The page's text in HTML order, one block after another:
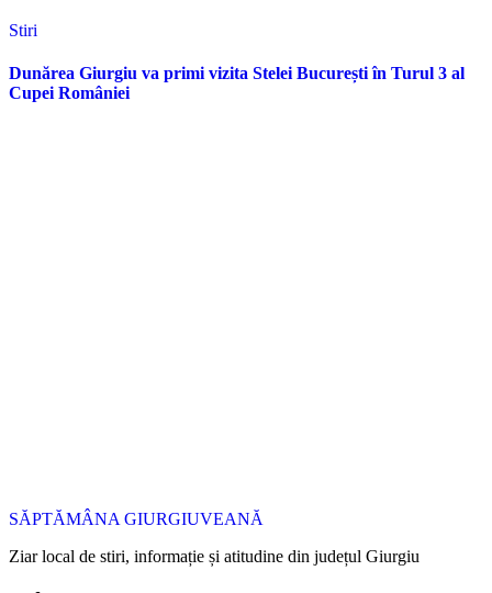
Stiri
Dunărea Giurgiu va primi vizita Stelei București în Turul 3 al
Cupei României
SĂPTĂMÂNA GIURGIUVEANĂ
Ziar local de stiri, informație și atitudine din județul Giurgiu